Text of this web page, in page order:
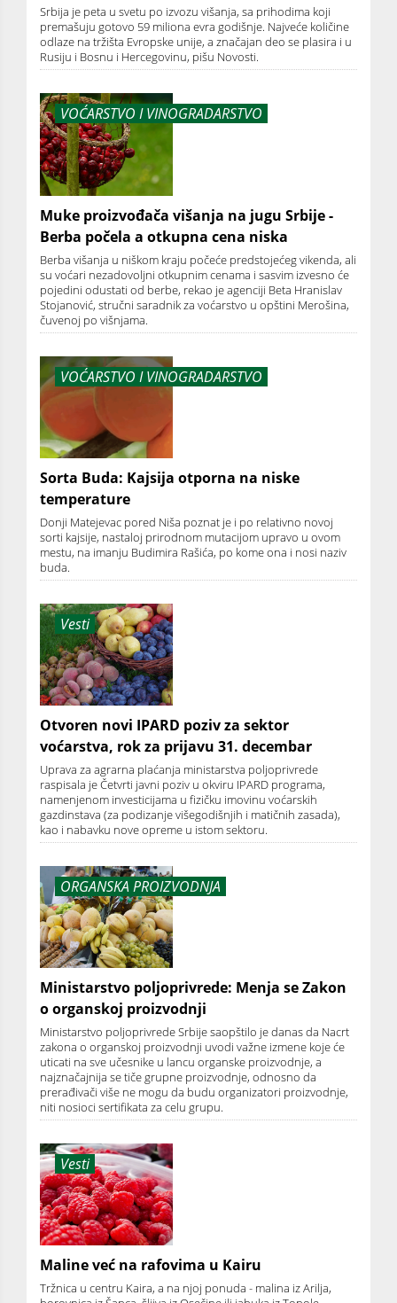
Srbija je peta u svetu po izvozu višanja, sa prihodima koji
premašuju gotovo 59 miliona evra godišnje. Najveće količine
odlaze na tržišta Evropske unije, a značajan deo se plasira i u
Rusiju i Bosnu i Hercegovinu, pišu Novosti.
VOĆARSTVO I VINOGRADARSTVO
Muke proizvođača višanja na jugu Srbije -
Berba počela a otkupna cena niska
Berba višanja u niškom kraju počeće predstojećeg vikenda, ali
su voćari nezadovoljni otkupnim cenama i sasvim izvesno će
pojedini odustati od berbe, rekao je agenciji Beta Hranislav
Stojanović, stručni saradnik za voćarstvo u opštini Merošina,
čuvenoj po višnjama.
VOĆARSTVO I VINOGRADARSTVO
Sorta Buda: Kajsija otporna na niske
temperature
Donji Matejevac pored Niša poznat je i po relativno novoj
sorti kajsije, nastaloj prirodnom mutacijom upravo u ovom
mestu, na imanju Budimira Rašića, po kome ona i nosi naziv
buda.
Vesti
Otvoren novi IPARD poziv za sektor
voćarstva, rok za prijavu 31. decembar
Uprava za agrarna plaćanja ministarstva poljoprivrede
raspisala je Četvrti javni poziv u okviru IPARD programa,
namenjenom investicijama u fizičku imovinu voćarskih
gazdinstava (za podizanje višegodišnjih i matičnih zasada),
kao i nabavku nove opreme u istom sektoru.
ORGANSKA PROIZVODNJA
Ministarstvo poljoprivrede: Menja se Zakon
o organskoj proizvodnji
Ministarstvo poljoprivrede Srbije saopštilo je danas da Nacrt
zakona o organskoj proizvodnji uvodi važne izmene koje će
uticati na sve učesnike u lancu organske proizvodnje, a
najznačajnija se tiče grupne proizvodnje, odnosno da
prerađivači više ne mogu da budu organizatori proizvodnje,
niti nosioci sertifikata za celu grupu.
Vesti
Maline već na rafovima u Kairu
Tržnica u centru Kaira, a na njoj ponuda - malina iz Arilja,